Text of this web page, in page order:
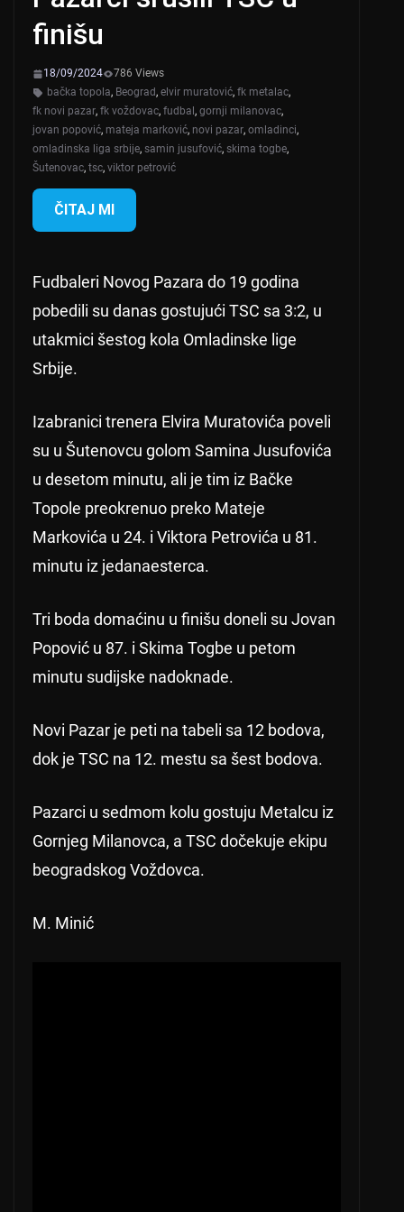
finišu
18/09/2024
786 Views
bačka topola, Beograd, elvir muratović, fk metalac,
fk novi pazar, fk voždovac, fudbal , gornji milanovac,
jovan popović, mateja marković, novi pazar, omladinci,
omladinska liga srbije, samin jusufović, skima togbe,
Šutenovac, tsc, viktor petrović
ČITAJ MI
Fudbaleri Novog Pazara do 19 godina
pobedili su danas gostujući TSC sa 3:2, u
utakmici šestog kola Omladinske lige
Srbije.
Izabranici trenera Elvira Muratovića poveli
su u Šutenovcu golom Samina Jusufovića
u desetom minutu, ali je tim iz Bačke
Topole preokrenuo preko Mateje
Markovića u 24. i Viktora Petrovića u 81.
minutu iz jedanaesterca.
Tri boda domaćinu u finišu doneli su Jovan
Popović u 87. i Skima Togbe u petom
minutu sudijske nadoknade.
Novi Pazar je peti na tabeli sa 12 bodova,
dok je TSC na 12. mestu sa šest bodova.
Pazarci u sedmom kolu gostuju Metalcu iz
Gornjeg Milanovca, a TSC dočekuje ekipu
beogradskog Voždovca.
M. Minić